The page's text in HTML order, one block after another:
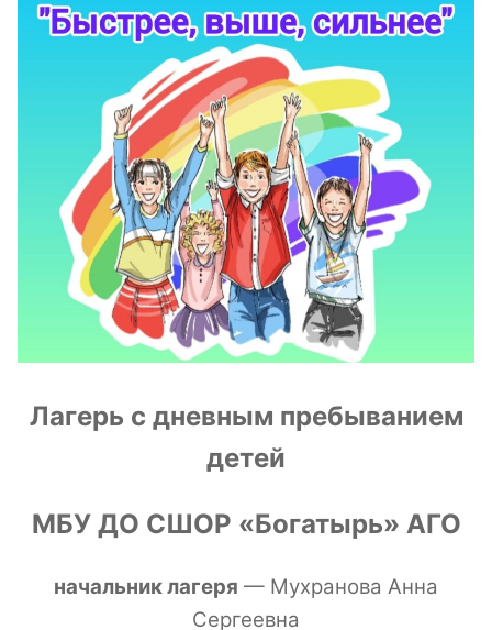
Лагерь с дневным пребыванием
детей
МБУ ДО СШОР «Богатырь» АГО
начальник лагеря — Мухранова Анна
Сергеевна